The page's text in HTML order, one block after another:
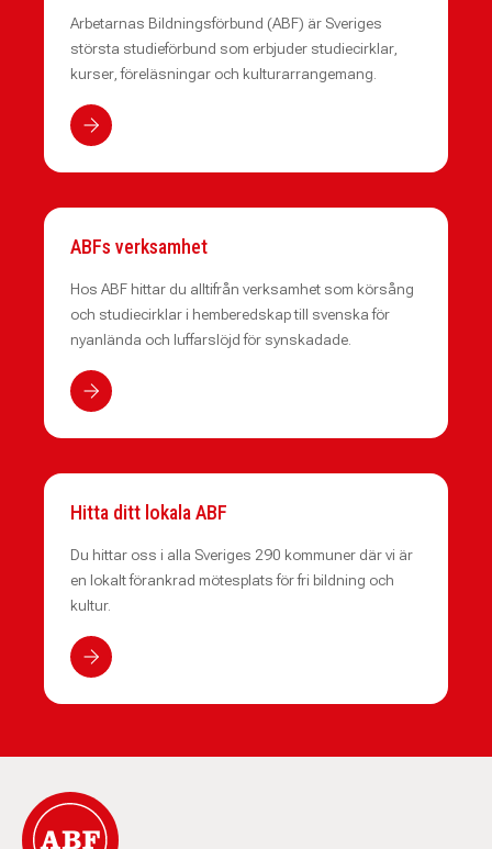
Arbetarnas Bildningsförbund (ABF) är Sveriges
största studieförbund som erbjuder studiecirklar,
kurser, föreläsningar och kulturarrangemang.
ABFs verksamhet
Hos ABF hittar du alltifrån verksamhet som körsång
och studiecirklar i hemberedskap till svenska för
nyanlända och luffarslöjd för synskadade.
Hitta ditt lokala ABF
Du hittar oss i alla Sveriges 290 kommuner där vi är
en lokalt förankrad mötesplats för fri bildning och
kultur.